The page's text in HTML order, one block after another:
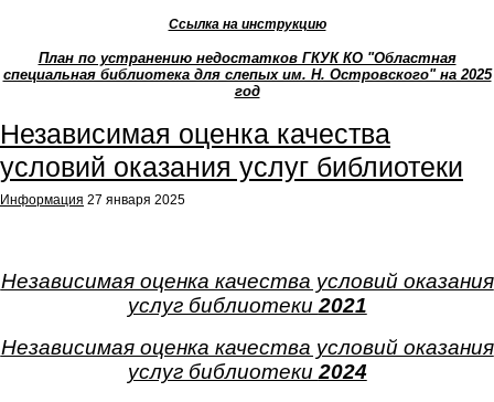
Ссылка на инструкцию
План по устранению недостатков ГКУК КО "Областная
специальная библиотека для слепых им. Н. Островского" на 2025
год
Независимая оценка качества
условий оказания услуг библиотеки
Информация 27 января 2025
Независимая оценка качества условий оказания
услуг библиотеки 2021
Независимая оценка качества условий оказания
услуг библиотеки 2024